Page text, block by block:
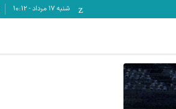
شنبه ۱۷ مرداد -
10:12